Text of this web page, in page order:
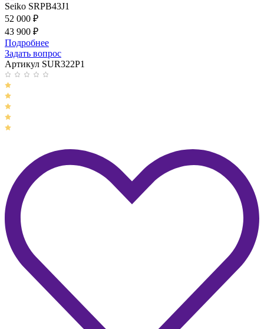
Seiko SRPB43J1
52 000 ₽
43 900 ₽
Подробнее
Задать вопрос
Артикул SUR322P1